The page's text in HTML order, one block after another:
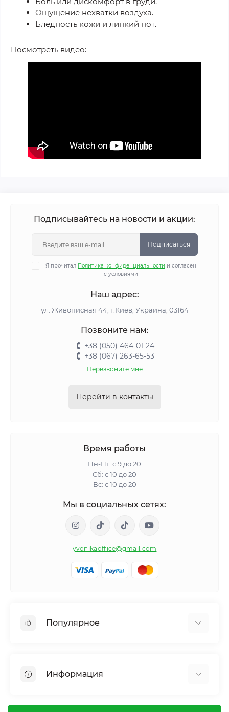
Ощущение нехватки воздуха.
Бледность кожи и липкий пот.
Посмотреть видео:
Подписывайтесь на новости и акции:
Подписаться
Я прочитал Политика конфиденциальности и согласен
с условиями
Наш адрес:
ул. Живописная 44, г.Киев, Украина, 03164
Позвоните нам:
+38 (050) 464-01-24
+38 (067) 263-65-53
Перезвоните мне
Перейти в контакты
Время работы
Пн-Пт: с 9 до 20
Сб: с 10 до 20
Вс: с 10 до 20
Мы в социальных сетях:
yvonikaoffice@gmail.com
Популярное
Обмен веществ и вес
Иммунная система
Информация